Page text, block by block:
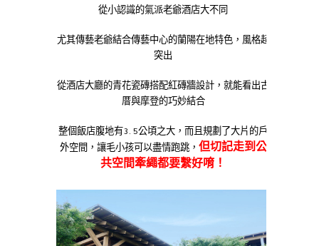
從小認識的氣派老爺酒店大不同
尤其傳藝老爺結合傳藝中心的蘭陽在地特色，風格超
突出
從酒店大廳的青花瓷磚搭配紅磚牆設計，就能看出古
厝與摩登的巧妙結合
整個飯店腹地有3.5公頃之大，而且規劃了大片的戶
外空間，讓毛小孩可以盡情跑跳， 但切記走到公
共空間牽繩都要繫好唷！